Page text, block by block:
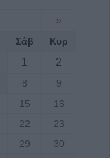
»
Σάβ Κυρ
1
2
8
9
15
16
22
23
29
30